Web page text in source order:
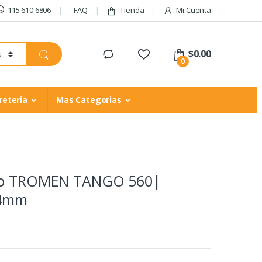
115 610 6806 FAQ Tienda Mi Cuenta
0
$0.00
Mas Categorias
TROMEN TANGO 560|